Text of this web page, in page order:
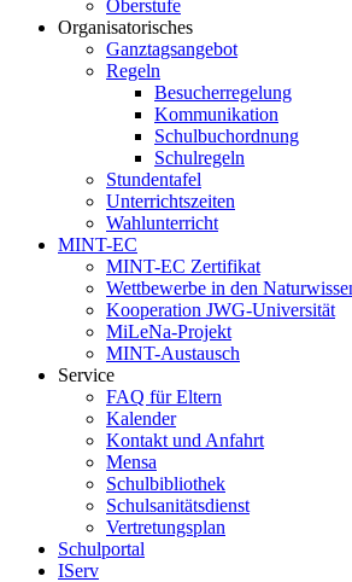
Oberstufe
Organisatorisches
Ganztagsangebot
Regeln
Besucherregelung
Kommunikation
Schulbuchordnung
Schulregeln
Stundentafel
Unterrichtszeiten
Wahlunterricht
MINT-EC
MINT-EC Zertifikat
Wettbewerbe in den
Kooperation JWG-Universität
MiLeNa-Projekt
MINT-Austausch
Service
FAQ für Eltern
Kalender
Kontakt und Anfahrt
Mensa
Schulbibliothek
Schulsanitätsdienst
Vertretungsplan
Schulportal
IServ